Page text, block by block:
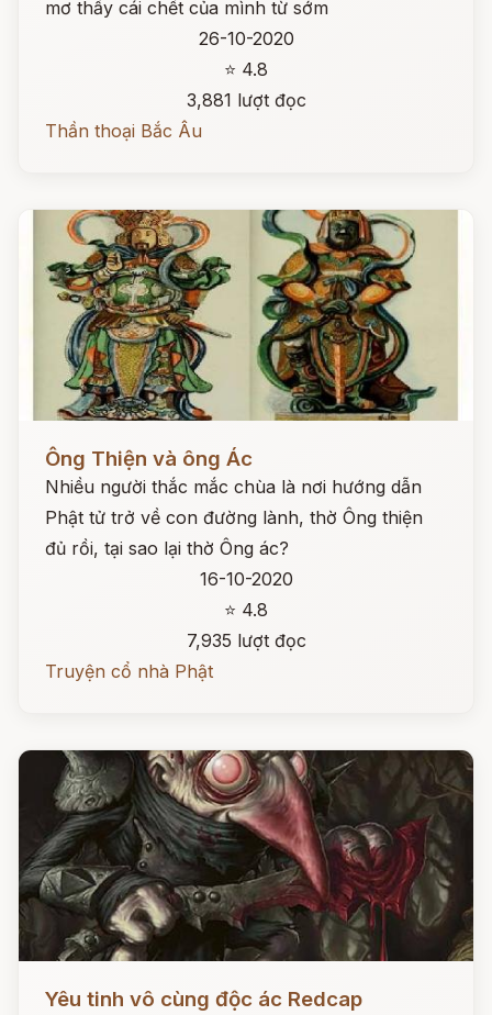
mơ thấy cái chết của mình từ sớm
26-10-2020
⭐ 4.8
3,881 lượt đọc
Thần thoại Bắc Âu
Đọc ngay
Ông Thiện và ông Ác
Nhiều người thắc mắc chùa là nơi hướng dẫn
Phật tử trở về con đường lành, thờ Ông thiện
đủ rồi, tại sao lại thờ Ông ác?
16-10-2020
⭐ 4.8
7,935 lượt đọc
Truyện cổ nhà Phật
Yêu tinh vô cùng độc ác Redcap